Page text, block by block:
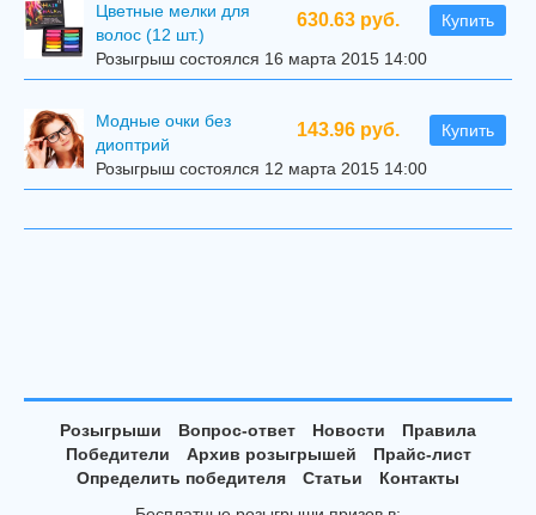
630.63 руб. Купить
Цветные мелки для
волос (12 шт.)
Розыгрыш состоялся 16 марта 2015 14:00
143.96 руб. Купить
Модные очки без
диоптрий
Розыгрыш состоялся 12 марта 2015 14:00
Розыгрыши Вопрос-ответ Новости
Правила
Победители
Архив розыгрышей
Прайс-лист
Определить победителя
Статьи
Контакты